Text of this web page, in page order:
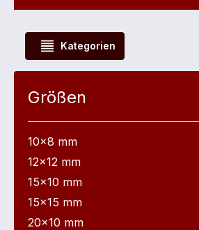
Kategorien
Größen
10x8 mm
12x12 mm
15x10 mm
15x15 mm
20x10 mm